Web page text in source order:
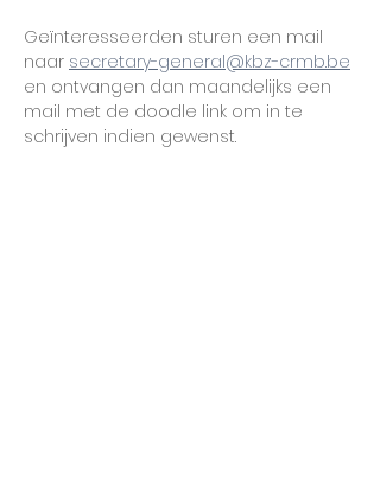
Geïnteresseerden sturen een mail
naar secretary-general@kbz-crmb.be
en ontvangen dan maandelijks een
mail met de doodle link om in te
schrijven indien gewenst.